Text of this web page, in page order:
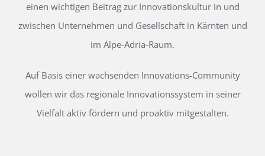
einen wichtigen Beitrag zur Innovationskultur in und
zwischen Unternehmen und Gesellschaft in Kärnten und
im Alpe-Adria-Raum.
Auf Basis einer wachsenden Innovations-Community
wollen wir das regionale Innovationssystem in seiner
Vielfalt aktiv fördern und proaktiv mitgestalten.